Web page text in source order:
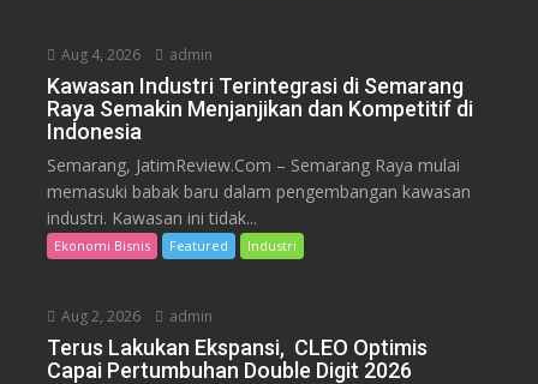
Aug 4, 2026 admin
Kawasan Industri Terintegrasi di Semarang
Raya Semakin Menjanjikan dan Kompetitif di
Indonesia
Semarang, JatimReview.Com – Semarang Raya mulai
memasuki babak baru dalam pengembangan kawasan
industri. Kawasan ini tidak...
Ekonomi Bisnis Featured Industri
Aug 2, 2026 admin
Terus Lakukan Ekspansi, CLEO Optimis
Capai Pertumbuhan Double Digit 2026